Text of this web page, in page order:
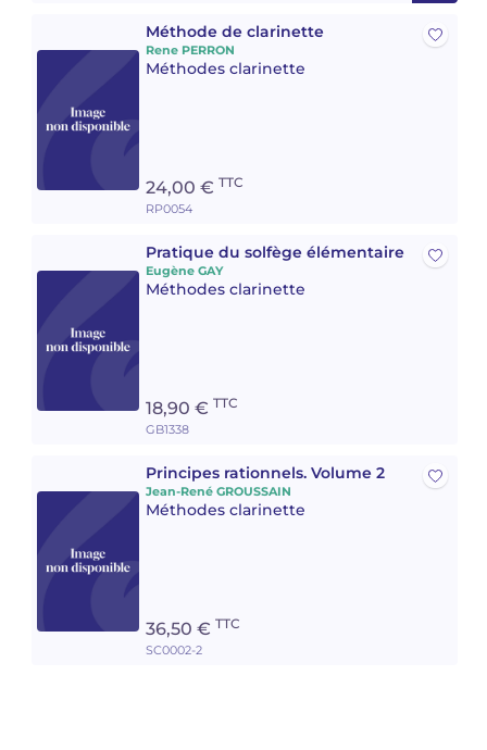
Méthode de clarinette
Rene PERRON
Méthodes clarinette
24,00 € TTC
RP0054
Pratique du solfège élémentaire
Eugène GAY
Méthodes clarinette
18,90 € TTC
GB1338
Principes rationnels. Volume 2
Jean-René GROUSSAIN
Méthodes clarinette
36,50 € TTC
SC0002-2